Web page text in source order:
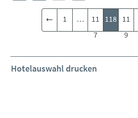
1 …
11
7
118 11
9
Hotelauswahl drucken